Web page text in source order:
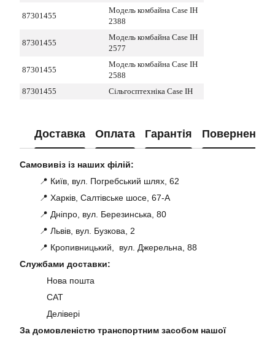
87301455
Модель комбайна Case IH
2388
87301455
Модель комбайна Case IH
2577
87301455
Модель комбайна Case IH
2588
87301455
Сільгосптехніка Case IH
Доставка Оплата Гарантія Повернення
Самовивіз із наших філій:
📍 Київ, вул. Погребський шлях, 62
📍 Харків, Салтівське шосе, 67-А
📍 Дніпро, вул. Березинська, 80
📍 Львів, вул. Бузкова, 2
📍 Кропивницький, вул. Джерельна, 88
Службами доставки:
Нова пошта
САТ
Делівері
За домовленістю транспортним засобом нашої